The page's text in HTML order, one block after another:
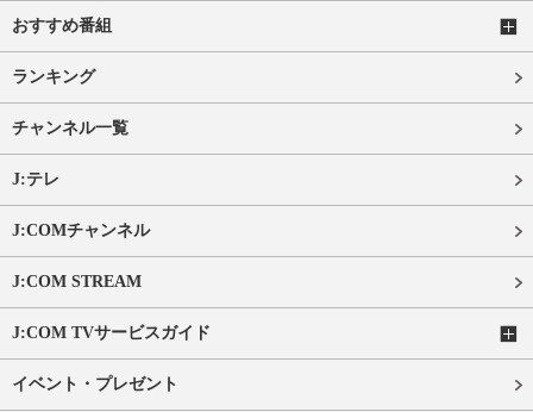
おすすめ番組
ランキング
チャンネル一覧
J:テレ
J:COMチャンネル
J:COM STREAM
J:COM TVサービスガイド
イベント・プレゼント